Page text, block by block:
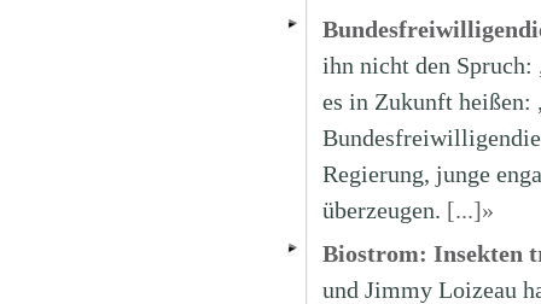
ihn nicht den
es in Zukunft
Regierung, junge
überzeugen. [...]»
Biostrom: Insekten
und Jimmy Loizeau